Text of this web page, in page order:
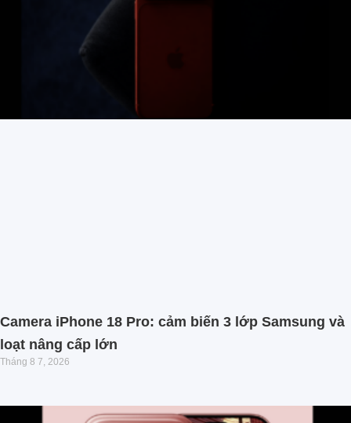
Camera iPhone 18 Pro: cảm biến 3 lớp Samsung và
loạt nâng cấp lớn
Tháng 8 7, 2026